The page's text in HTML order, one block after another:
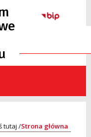
Strona główna